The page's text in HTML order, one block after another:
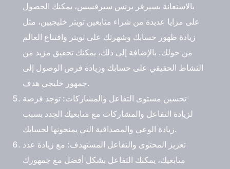
بالاستعانة بسيرفر برنس سيرفسس، يمكنك الحصول
على مزايا عديدة من شراء متابعين تويتر خليجيين، مثل
زيادة ظهور حسابك وشهرتك على تويتر واقتناع العالم
من حولك. بالإضافة إلى ذلك، يمكنك تحقيق مزيد من
النشاط الحقيقي على حسابك وزيادة فرص الوصول إلى
جمهور خليجي هدف.
تحسين مستوى التفاعل والمشاركات: توجد فرصة
لزيادة التفاعل والمشاركات مع متابعيك الجدد بسبب
زيادة الوعي والمصداقية التي يمنحونها لحسابك.
تعزيز المحتوى والتفاعل المستهدف: مع زيادة عدد
متابعيك، يمكنك التفاعل بشكل أفضل مع جمهورك